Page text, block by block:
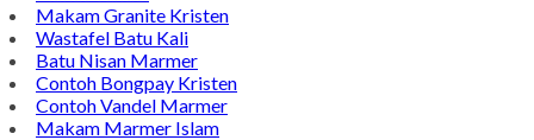
Tumblr
Gmail
Contoh Bongpay Kristen Custom dengan Bahan Granit
Blacknerro Terbaik
Harga Hubungi CS